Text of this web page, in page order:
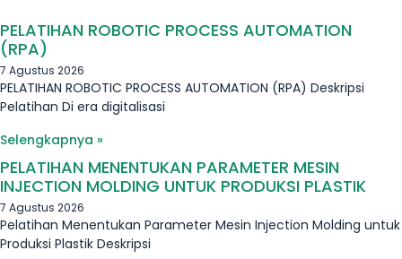
PELATIHAN ROBOTIC PROCESS AUTOMATION
(RPA)
7 Agustus 2026
PELATIHAN ROBOTIC PROCESS AUTOMATION (RPA) Deskripsi
Pelatihan Di era digitalisasi
Selengkapnya »
PELATIHAN MENENTUKAN PARAMETER MESIN
INJECTION MOLDING UNTUK PRODUKSI PLASTIK
7 Agustus 2026
Pelatihan Menentukan Parameter Mesin Injection Molding untuk
Produksi Plastik Deskripsi